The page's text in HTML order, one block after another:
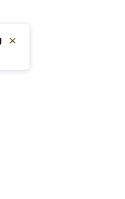
Schließen